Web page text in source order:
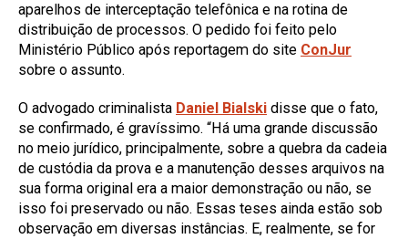
aparelhos de interceptação telefônica e na rotina de
distribuição de processos. O pedido foi feito pelo
Ministério Público após reportagem do site ConJur
sobre o assunto.
O advogado criminalista Daniel Bialski disse que o fato,
se confirmado, é gravíssimo. “Há uma grande discussão
no meio jurídico, principalmente, sobre a quebra da cadeia
de custódia da prova e a manutenção desses arquivos na
sua forma original era a maior demonstração ou não, se
isso foi preservado ou não. Essas teses ainda estão sob
observação em diversas instâncias. E, realmente, se for